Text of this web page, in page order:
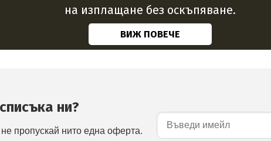
на изплащане без оскъпяване.
ВИЖ ПОВЕЧЕ
ни?
пропускай нито една оферта.